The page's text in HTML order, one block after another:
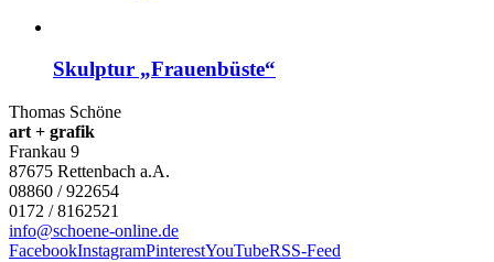
Skulptur „Frauenbüste“
Thomas Schöne
art + grafik
Frankau 9
87675 Rettenbach a.A.
08860 / 922654
0172 / 8162521
info@schoene-online.de
FacebookInstagramPinterestYouTubeRSS-Feed